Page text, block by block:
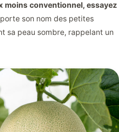
moins conventionnel, essayez
son nom des petites
sa peau sombre, rappelant un